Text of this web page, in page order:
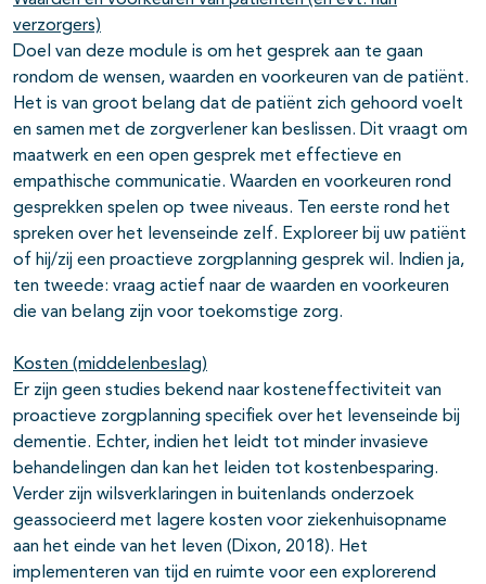
verzorgers)
Doel van deze module is om het gesprek aan te gaan
rondom de wensen, waarden en voorkeuren van de patiënt.
Het is van groot belang dat de patiënt zich gehoord voelt
en samen met de zorgverlener kan beslissen. Dit vraagt om
maatwerk en een open gesprek met effectieve en
empathische communicatie. Waarden en voorkeuren rond
gesprekken spelen op twee niveaus. Ten eerste rond het
spreken over het levenseinde zelf. Exploreer bij uw patiënt
of hij/zij een proactieve zorgplanning gesprek wil. Indien ja,
ten tweede: vraag actief naar de waarden en voorkeuren
die van belang zijn voor toekomstige zorg.
Kosten (middelenbeslag)
Er zijn geen studies bekend naar kosteneffectiviteit van
proactieve zorgplanning specifiek over het levenseinde bij
dementie. Echter, indien het leidt tot minder invasieve
behandelingen dan kan het leiden tot kostenbesparing.
Verder zijn wilsverklaringen in buitenlands onderzoek
geassocieerd met lagere kosten voor ziekenhuisopname
aan het einde van het leven (Dixon, 2018). Het
implementeren van tijd en ruimte voor een explorerend